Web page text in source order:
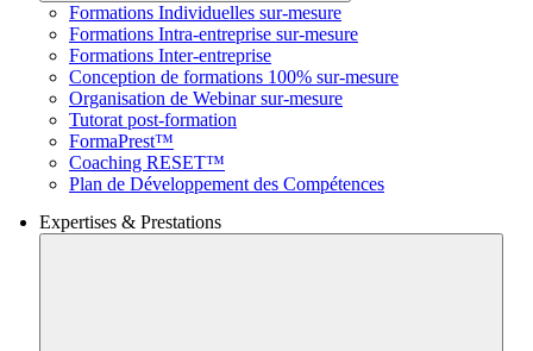
Formations Individuelles sur-mesure
Formations Intra-entreprise sur-mesure
Formations Inter-entreprise
Conception de formations 100% sur-mesure
Organisation de Webinar sur-mesure
Tutorat post-formation
FormaPrest™
Coaching RESET™
Plan de Développement des Compétences
Expertises & Prestations